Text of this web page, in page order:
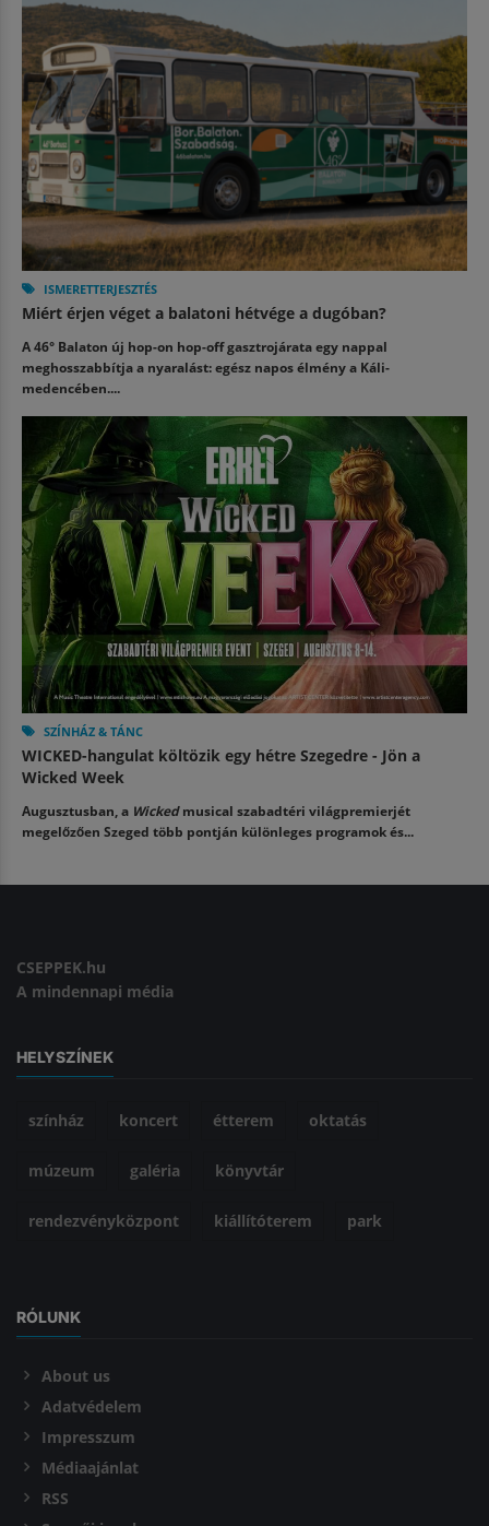
ISMERETTERJESZTÉS
Miért érjen véget a balatoni hétvége a dugóban?
A 46° Balaton új hop-on hop-off gasztrojárata egy nappal
meghosszabbítja a nyaralást: egész napos élmény a Káli-
medencében....
SZÍNHÁZ & TÁNC
WICKED-hangulat költözik egy hétre Szegedre - Jön a
Wicked Week
Augusztusban, a Wickedmusical szabadtéri világpremierjét
megelőzően Szeged több pontján különleges programok és...
CSEPPEK.hu
A mindennapi média
HELYSZÍNEK
színház koncert étterem oktatás
múzeum galéria könyvtár
rendezvényközpont kiállítóterem park
RÓLUNK
About us
Adatvédelem
Impresszum
Médiaajánlat
RSS